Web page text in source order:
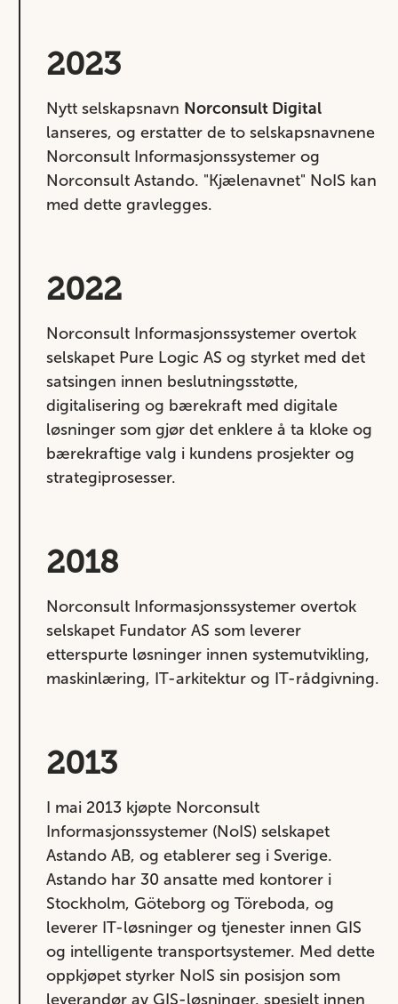
2023
Nytt selskapsnavn Norconsult Digital
lanseres, og erstatter de to selskapsnavnene
Norconsult Informasjonssystemer og
Norconsult Astando. "Kjælenavnet" NoIS kan
med dette gravlegges.
2022
Norconsult Informasjonssystemer overtok
selskapet Pure Logic AS og styrket med det
satsingen innen beslutningsstøtte,
digitalisering og bærekraft med digitale
løsninger som gjør det enklere å ta kloke og
bærekraftige valg i kundens prosjekter og
strategiprosesser.
2018
Norconsult Informasjonssystemer overtok
selskapet Fundator AS som leverer
etterspurte løsninger innen systemutvikling,
maskinlæring, IT-arkitektur og IT-rådgivning.
2013
I mai 2013 kjøpte Norconsult
Informasjonssystemer (NoIS) selskapet
Astando AB, og etablerer seg i Sverige.
Astando har 30 ansatte med kontorer i
Stockholm, Göteborg og Töreboda, og
leverer IT-løsninger og tjenester innen GIS
og intelligente transportsystemer. Med dette
oppkjøpet styrker NoIS sin posisjon som
leverandør av GIS-løsninger, spesielt innen